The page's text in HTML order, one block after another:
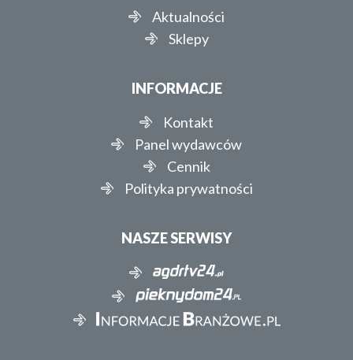
Aktualności
Sklepy
INFORMACJE
Kontakt
Panel wydawców
Cennik
Polityka prywatności
NASZE SERWISY